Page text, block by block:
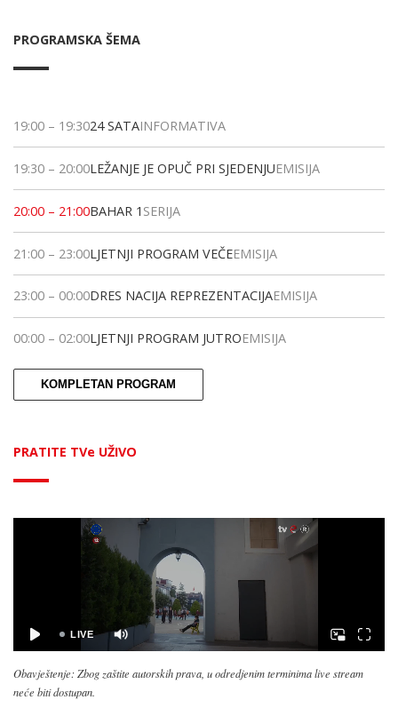
PROGRAMSKA ŠEMA
19:00 – 19:3024 SATAINFORMATIVA
19:30 – 20:00LEŽANJE JE OPUČ PRI SJEDENJUEMISIJA
20:00 – 21:00BAHAR 1 SERIJA
21:00 – 23:00LJETNJI PROGRAM VEČEEMISIJA
23:00 – 00:00DRES NACIJA REPREZENTACIJAEMISIJA
00:00 – 02:00LJETNJI PROGRAM JUTROEMISIJA
KOMPLETAN PROGRAM
PRATITE TVe UŽIVO
Obavještenje: Zbog zaštite autorskih prava, u odredjenim terminima live stream
neće biti dostupan.